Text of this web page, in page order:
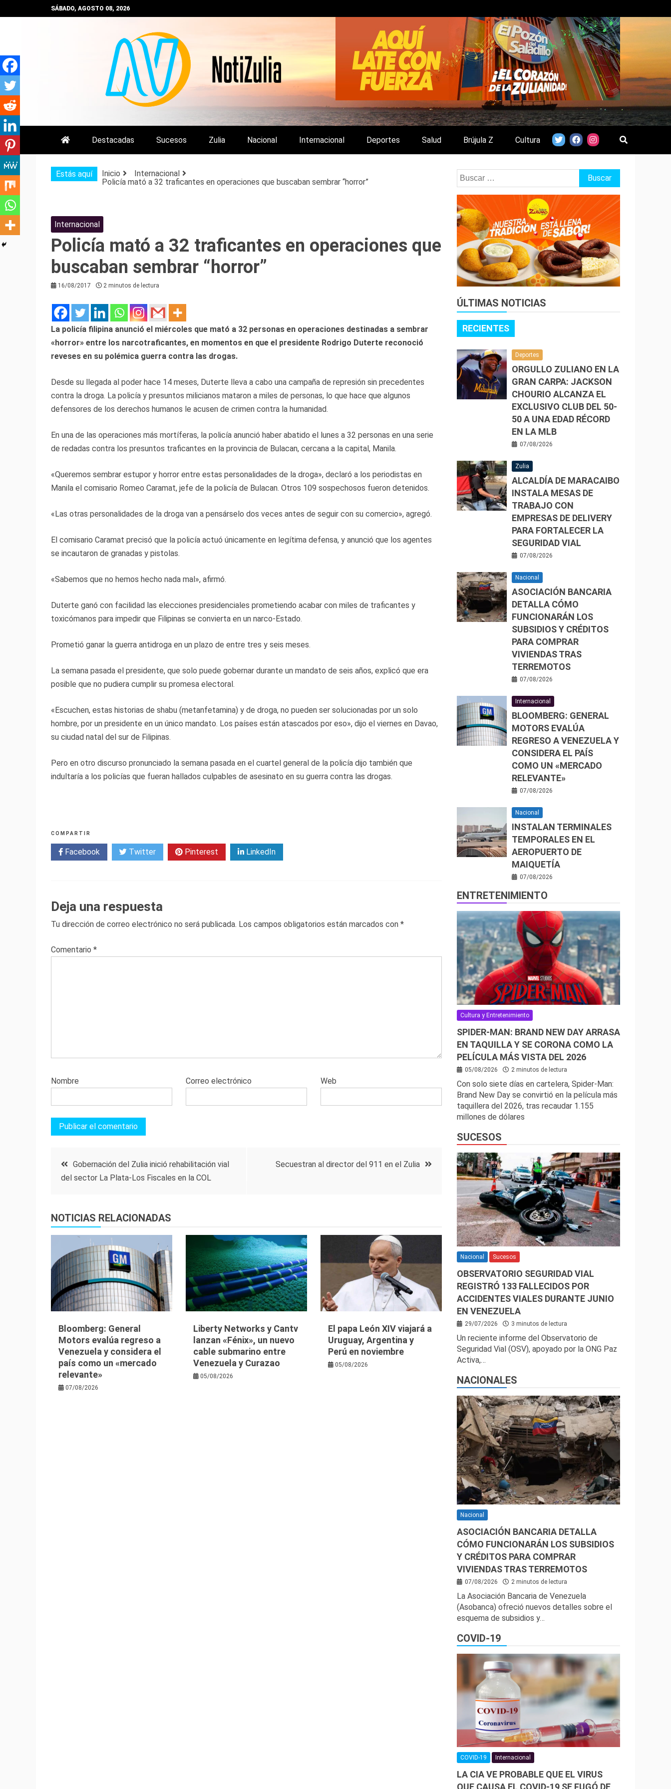
al
SÁBADO, AGOSTO 08, 2026
NOTIZULIA
NOTICIAS DEL ZULIA, VENEZUELA Y DE INTERÉS GENERAL.
Destacadas Sucesos Zulia Nacional Internacional Deportes Salud Brújula Z Cultura
Estás aquí Inicio
Internacional
Policía mató a 32 traficantes en operaciones que buscaban sembrar “horror”
Internacional
Policía mató a 32 traficantes en operaciones que
buscaban sembrar “horror”
16/08/2017 2 minutos de lectura
La policía filipina anunció el miércoles que mató a 32 personas en operaciones destinadas a sembrar
«horror» entre los narcotraficantes, en momentos en que el presidente Rodrigo Duterte reconoció
reveses en su polémica guerra contra las drogas.
Desde su llegada al poder hace 14 meses, Duterte lleva a cabo una campaña de represión sin precedentes
contra la droga. La policía y presuntos milicianos mataron a miles de personas, lo que hace que algunos
defensores de los derechos humanos le acusen de crimen contra la humanidad.
En una de las operaciones más mortíferas, la policía anunció haber abatido el lunes a 32 personas en una serie
de redadas contra los presuntos traficantes en la provincia de Bulacan, cercana a la capital, Manila.
«Queremos sembrar estupor y horror entre estas personalidades de la droga», declaró a los periodistas en
Manila el comisario Romeo Caramat, jefe de la policía de Bulacan. Otros 109 sospechosos fueron detenidos.
«Las otras personalidades de la droga van a pensárselo dos veces antes de seguir con su comercio», agregó.
El comisario Caramat precisó que la policía actuó únicamente en legítima defensa, y anunció que los agentes
se incautaron de granadas y pistolas.
«Sabemos que no hemos hecho nada mal», afirmó.
Duterte ganó con facilidad las elecciones presidenciales prometiendo acabar con miles de traficantes y
toxicómanos para impedir que Filipinas se convierta en un narco-Estado.
Prometió ganar la guerra antidroga en un plazo de entre tres y seis meses.
La semana pasada el presidente, que solo puede gobernar durante un mandato de seis años, explicó que era
posible que no pudiera cumplir su promesa electoral.
«Escuchen, estas historias de shabu (metanfetamina) y de droga, no pueden ser solucionadas por un solo
hombre, por un presidente en un único mandato. Los países están atascados por eso», dijo el viernes en Davao,
su ciudad natal del sur de Filipinas.
Pero en otro discurso pronunciado la semana pasada en el cuartel general de la policía dijo también que
indultaría a los policías que fueran hallados culpables de asesinato en su guerra contra las drogas.
COMPARTIR
Facebook Twitter Pinterest LinkedIn
Deja una respuesta
Tu dirección de correo electrónico no será publicada. Los campos obligatorios están marcados con *
Comentario *
Nombre Correo electrónico Web
Navegación
entradas
Gobernación del Zulia inició rehabilitación vial
del sector La Plata-Los Fiscales en la COL
Secuestran al director del 911 en el Zulia
NOTICIAS RELACIONADAS
Bloomberg: General
Motors evalúa regreso a
Venezuela y considera el
país como un «mercado
relevante»
07/08/2026
Liberty Networks y Cantv
lanzan «Fénix», un nuevo
cable submarino entre
Venezuela y Curazao
05/08/2026
El papa León XIV viajará a
Uruguay, Argentina y
Perú en noviembre
05/08/2026
Buscar:
ÚLTIMAS NOTICIAS
RECIENTES
Deportes
ORGULLO ZULIANO EN LA
GRAN CARPA: JACKSON
CHOURIO ALCANZA EL
EXCLUSIVO CLUB DEL 50-
50 A UNA EDAD RÉCORD
EN LA MLB
07/08/2026
Zulia
ALCALDÍA DE MARACAIBO
INSTALA MESAS DE
TRABAJO CON
EMPRESAS DE DELIVERY
PARA FORTALECER LA
SEGURIDAD VIAL
07/08/2026
Nacional
ASOCIACIÓN BANCARIA
DETALLA CÓMO
FUNCIONARÁN LOS
SUBSIDIOS Y CRÉDITOS
PARA COMPRAR
VIVIENDAS TRAS
TERREMOTOS
07/08/2026
Internacional
BLOOMBERG: GENERAL
MOTORS EVALÚA
REGRESO A VENEZUELA Y
CONSIDERA EL PAÍS
COMO UN «MERCADO
RELEVANTE»
07/08/2026
Nacional
INSTALAN TERMINALES
TEMPORALES EN EL
AEROPUERTO DE
MAIQUETÍA
07/08/2026
ENTRETENIMIENTO
Cultura y Entretenimiento
SPIDER-MAN: BRAND NEW DAY ARRASA
EN TAQUILLA Y SE CORONA COMO LA
PELÍCULA MÁS VISTA DEL 2026
05/08/2026 2 minutos de lectura
Con solo siete días en cartelera, Spider-Man:
Brand New Day se convirtió en la película más
taquillera del 2026, tras recaudar 1.155
millones de dólares
SUCESOS
Nacional Sucesos
OBSERVATORIO SEGURIDAD VIAL
REGISTRÓ 133 FALLECIDOS POR
ACCIDENTES VIALES DURANTE JUNIO
EN VENEZUELA
29/07/2026 3 minutos de lectura
Un reciente informe del Observatorio de
Seguridad Vial (OSV), apoyado por la ONG Paz
Activa,…
NACIONALES
Nacional
ASOCIACIÓN BANCARIA DETALLA
CÓMO FUNCIONARÁN LOS SUBSIDIOS
Y CRÉDITOS PARA COMPRAR
VIVIENDAS TRAS TERREMOTOS
07/08/2026 2 minutos de lectura
La Asociación Bancaria de Venezuela
(Asobanca) ofreció nuevos detalles sobre el
esquema de subsidios y…
COVID-19
COVID-19 Internacional
LA CIA VE PROBABLE QUE EL VIRUS